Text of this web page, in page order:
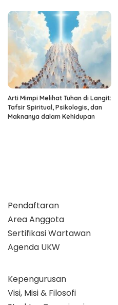
Arti Mimpi Melihat Tuhan di Langit:
Tafsir Spiritual, Psikologis, dan
Maknanya dalam Kehidupan
Pendaftaran
Area Anggota
Sertifikasi Wartawan
Agenda UKW
Kepengurusan
Visi, Misi & Filosofi